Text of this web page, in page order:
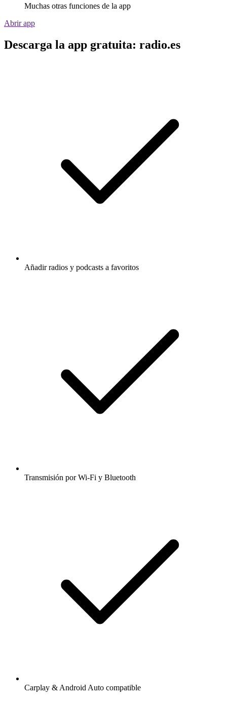
Muchas otras funciones de la app
Abrir app
Descarga la app gratuita: radio.es
Añadir radios y podcasts a favoritos
Transmisión por Wi-Fi y Bluetooth
Carplay & Android Auto compatible